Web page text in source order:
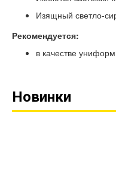
Изящный светло-
Рекомендуется:
в качестве
Новинки